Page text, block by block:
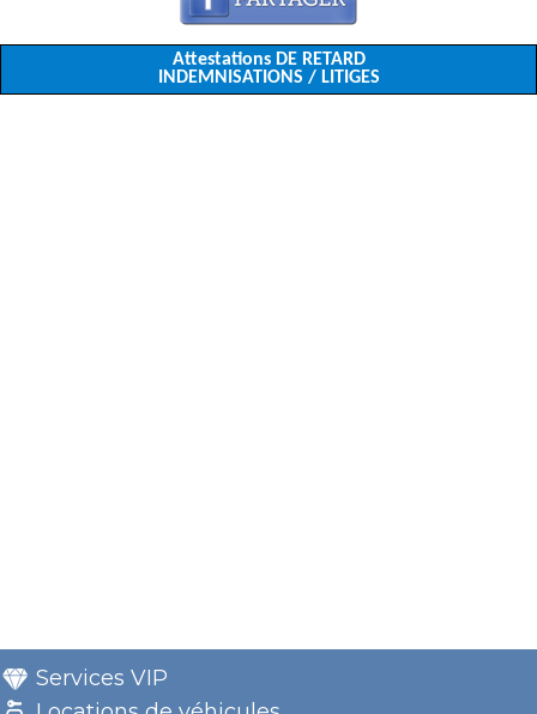
Attestations DE RETARD
INDEMNISATIONS / LITIGES
Services VIP